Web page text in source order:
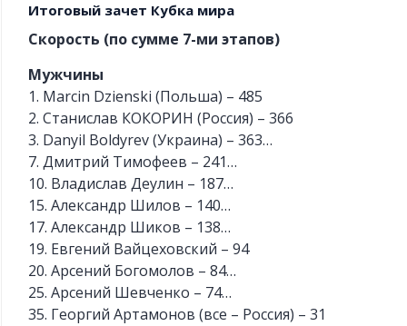
Итоговый зачет Кубка мира
Скорость (по сумме 7-ми этапов)
Мужчины
1. Marcin Dzienski (Польша) – 485
2. Станислав КОКОРИН (Россия) – 366
3. Danyil Boldyrev (Украина) – 363…
7. Дмитрий Тимофеев – 241…
10. Владислав Деулин – 187…
15. Александр Шилов – 140…
17. Александр Шиков – 138…
19. Евгений Вайцеховский – 94
20. Арсений Богомолов – 84…
25. Арсений Шевченко – 74…
35. Георгий Артамонов (все – Россия) – 31